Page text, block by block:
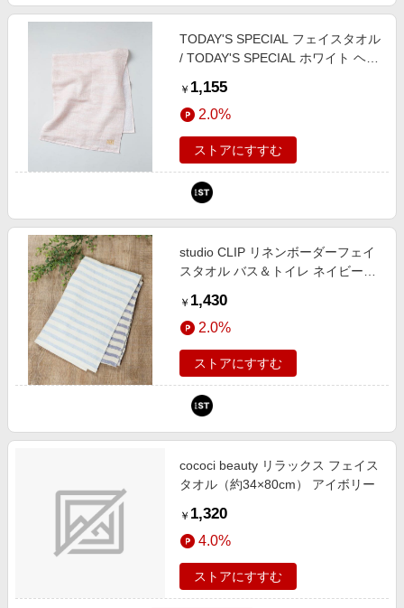
TODAY'S SPECIAL フェイスタオル
/ TODAY'S SPECIAL ホワイト ヘル
359766 and ST アンドエスティ
（旧ドットエスティ）
￥ 1,155
2.0%
ストアにすすむ
studio CLIP リネンボーダーフェイ
スタオル バス＆トイレ ネイビー
and ST アンドエスティ（旧ドット
エスティ）
￥ 1,430
2.0%
ストアにすすむ
cococi beauty リラックス フェイス
タオル（約34×80cm） アイボリー
￥ 1,320
4.0%
ストアにすすむ